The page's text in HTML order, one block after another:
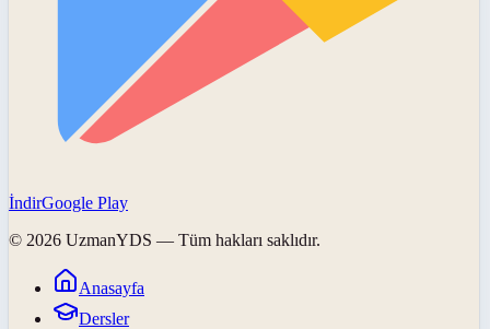
İndirGoogle Play
© 2026 UzmanYDS — Tüm hakları saklıdır.
Anasayfa
Dersler